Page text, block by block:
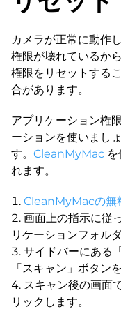
カメラが正常に動作
権限が壊れているか
権限をリセットする
合があります。
アプリケーション権
ーションを使いまし
す。 CleanMyMac
れます。
CleanMyMacの無
画面上の指示に従
リケーションフォル
サイドバーにある
「スキャン」ボタン
スキャン後の画面
リックします。